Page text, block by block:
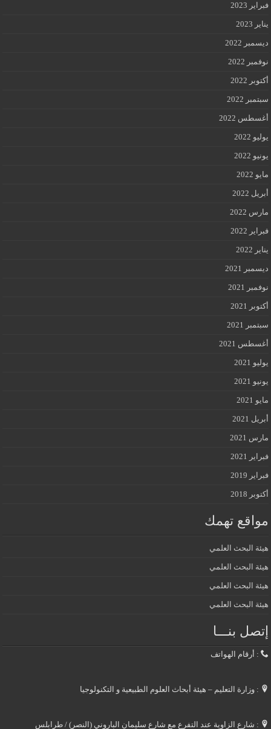
فبراير 2023
يناير 2023
ديسمبر 2022
نوفمبر 2022
أكتوبر 2022
سبتمبر 2022
أغسطس 2022
يوليو 2022
يونيو 2022
مايو 2022
أبريل 2022
مارس 2022
فبراير 2022
يناير 2022
ديسمبر 2021
نوفمبر 2021
أكتوبر 2021
سبتمبر 2021
أغسطس 2021
يوليو 2021
يونيو 2021
مايو 2021
أبريل 2021
مارس 2021
فبراير 2021
فبراير 2019
أكتوبر 2018
مواقع تهمك
هيئة البحث العلمي
هيئة البحث العلمي
هيئة البحث العلمي
هيئة البحث العلمي
إتصل بنـــا
: أرقام الهواتف
: وزارة التعليم – هيئة أبحاث العلوم الطبيعية و التكنولوجيا
: شارع الزاوية عند التفرع مع شارع سليمان الباروني (النصر) / طرابلس